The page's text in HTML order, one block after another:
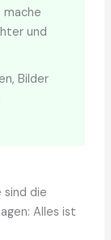
und
Bilder
sind die
Alles ist